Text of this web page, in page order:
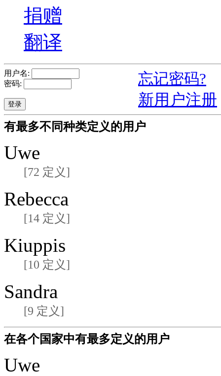
捐赠
翻译
用户名:
密码:
忘记密码?
新用户注册
有最多不同种类定义的用户
Uwe
[72 定义]
Rebecca
[14 定义]
Kiuppis
[10 定义]
Sandra
[9 定义]
在各个国家中有最多定义的用户
Uwe